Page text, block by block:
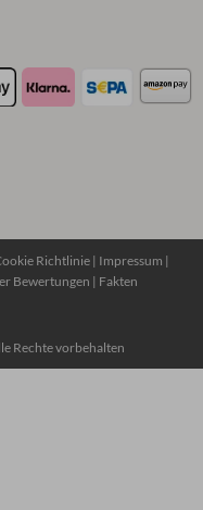
Rechte vorbehalten
Richtlinie| Impressum |
Bewertungen | Fakten